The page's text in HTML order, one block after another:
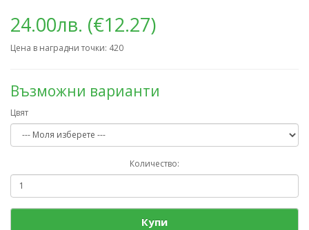
24.00лв. (€12.27)
Цена в наградни точки: 420
Възможни варианти
Цвят
Количество:
Купи